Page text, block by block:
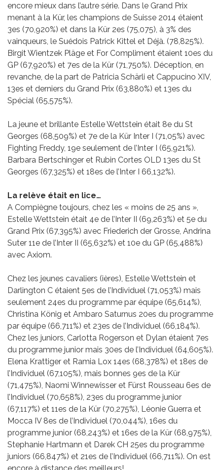
encore mieux dans l’autre série. Dans le Grand Prix
menant à la Kür, les champions de Suisse 2014 étaient
3es (70,920%) et dans la Kür 2es (75,075), à 3% des
vainqueurs, le Suédois Patrick Kittel et Déjà. (78,825%).
Birgit Wientzek Pläge et For Compliment étaient 10es du
GP (67,920%) et 7es de la Kür (71,750%). Déception, en
revanche, de la part de Patricia Schärli et Cappucino XIV,
13es et derniers du Grand Prix (63,880%) et 13es du
Spécial (65,575%).
La jeune et brillante Estelle Wettstein était 8e du St
Georges (68,509%) et 7e de la Kür Inter I (71,05%) avec
Fighting Freddy, 19e seulement de l’Inter I (65,921%).
Barbara Bertschinger et Rubin Cortes OLD 13es du St
Georges (67,325%) et 18es de l’Inter I 66,132%).
La relève était en lice…
A Compiègne toujours, chez les « moins de 25 ans »,
Estelle Wettstein était 4e de l’Inter II (69,263%) et 5e du
Grand Prix (67,395%) avec Friederich der Grosse, Andrina
Suter 11e de l’Inter II (65,632%) et 10e du GP (65,488%)
avec Axiom.
Chez les jeunes cavaliers (ières), Estelle Wettstein et
Darlington C étaient 5es de l’Individuel (71,053%) mais
seulement 24es du programme par équipe (65,614%),
Christina König et Ambaro Saturnus 20es du programme
par équipe (66,711%) et 23es de l’Individuel (66,184%).
Chez les juniors, Carlotta Rogerson et Dylan étaient 7es
du programme junior mais 30es de l’Individuel (64,605%).
Elena Krattiger et Ramia Lox 14es (68,378%) et 18es de
l’Individuel (67,105%), mais bonnes 9es de la Kür
(71,475%), Naomi Winnewisser et Fürst Rousseau 6es de
l’Individuel (70,658%), 23es du programme junior
(67,117%) et 11es de la Kür (70,275%), Léonie Guerra et
Mocca IV 8es de l’Individuel (70,044%), 16es du
programme junior (68,243%) et 16es de la Kür (68,975%),
Stephanie Hartmann et Darek CH 25es du programme
juniors (66,847%) et 21es de l’Individuel (66,711%). On est